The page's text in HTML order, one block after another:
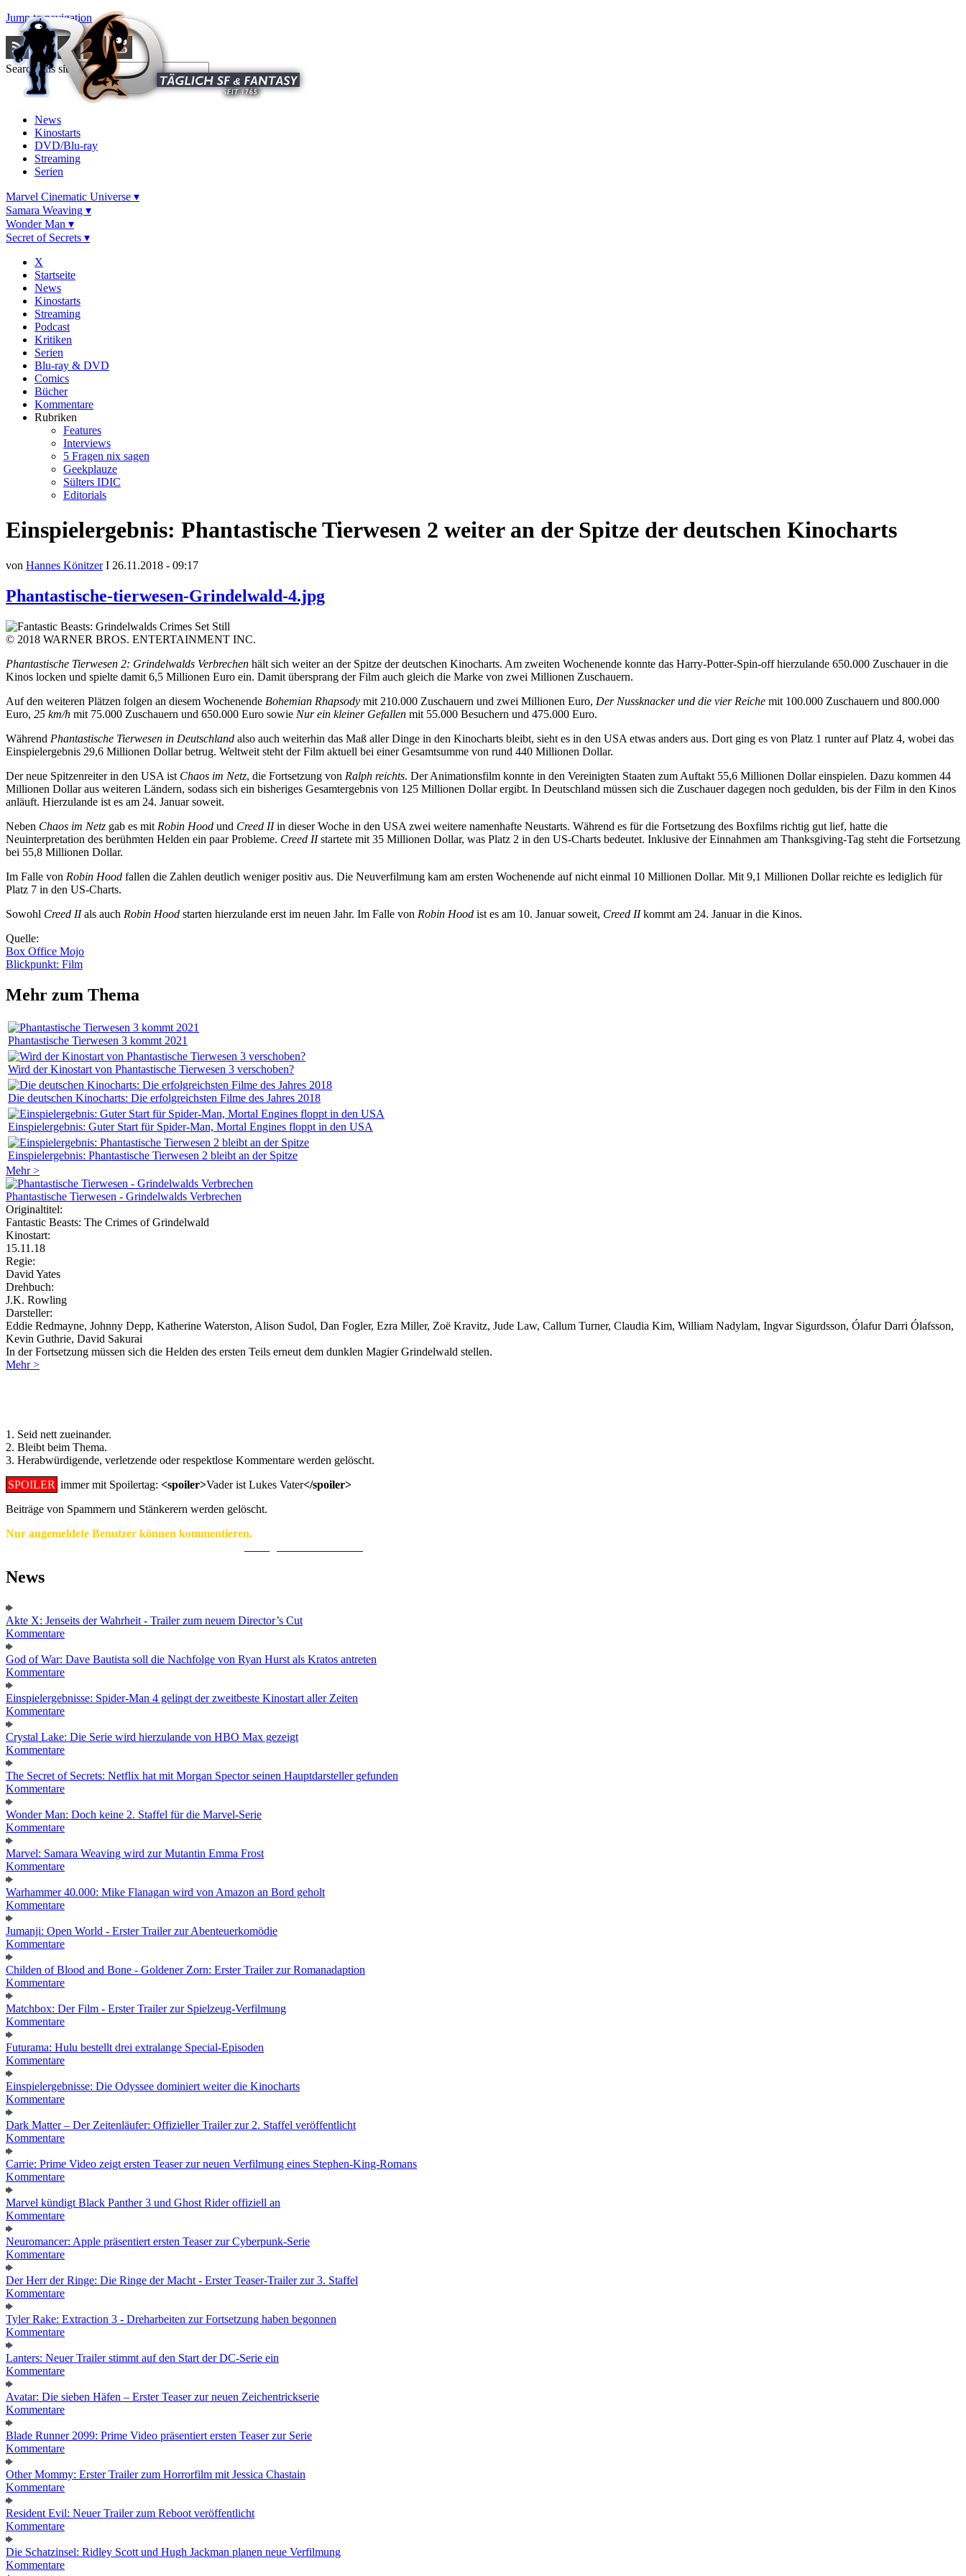
Jump to navigation
Search this site
News
Kinostarts
DVD/Blu-ray
Streaming
Serien
Marvel Cinematic Universe ▾
Samara Weaving ▾
Wonder Man ▾
Secret of Secrets ▾
X
Startseite
News
Kinostarts
Streaming
Podcast
Kritiken
Serien
Blu-ray & DVD
Comics
Bücher
Kommentare
Rubriken
Features
Interviews
5 Fragen nix sagen
Geekplauze
Sülters IDIC
Editorials
Einspielergebnis: Phantastische Tierwesen 2 weiter an der Spitze der deutschen Kinocharts
von Hannes KönitzerI 26.11.2018 - 09:17
Phantastische-tierwesen-Grindelwald-4.jpg
© 2018 WARNER BROS. ENTERTAINMENT INC.
Phantastische Tierwesen 2: Grindelwalds Verbrechen hält sich weiter an der Spitze der deutschen Kinocharts. Am zweiten Wochenende konnte das Harry-Potter-Spin-off hierzulande 650.000 Zuschauer in die
Kinos locken und spielte damit 6,5 Millionen Euro ein. Damit übersprang der Film auch gleich die Marke von zwei Millionen Zuschauern.
Auf den weiteren Plätzen folgen an diesem Wochenende Bohemian Rhapsody mit 210.000 Zuschauern und zwei Millionen Euro, Der Nussknacker und die vier Reiche mit 100.000 Zuschauern und 800.000
Euro, 25 km/h mit 75.000 Zuschauern und 650.000 Euro sowie Nur ein kleiner Gefallen mit 55.000 Besuchern und 475.000 Euro.
Während Phantastische Tierwesen in Deutschland also auch weiterhin das Maß aller Dinge in den Kinocharts bleibt, sieht es in den USA etwas anders aus. Dort ging es von Platz 1 runter auf Platz 4, wobei das
Einspielergebnis 29,6 Millionen Dollar betrug. Weltweit steht der Film aktuell bei einer Gesamtsumme von rund 440 Millionen Dollar.
Der neue Spitzenreiter in den USA ist Chaos im Netz, die Fortsetzung von Ralph reichts. Der Animationsfilm konnte in den Vereinigten Staaten zum Auftakt 55,6 Millionen Dollar einspielen. Dazu kommen 44
Millionen Dollar aus weiteren Ländern, sodass sich ein bisheriges Gesamtergebnis von 125 Millionen Dollar ergibt. In Deutschland müssen sich die Zuschauer dagegen noch gedulden, bis der Film in den Kinos
anläuft. Hierzulande ist es am 24. Januar soweit.
Neben Chaos im Netz gab es mit Robin Hood und Creed IIin dieser Woche in den USA zwei weitere namenhafte Neustarts. Während es für die Fortsetzung des Boxfilms richtig gut lief, hatte die
Neuinterpretation des berühmten Helden ein paar Probleme. Creed IIstartete mit 35 Millionen Dollar, was Platz 2 in den US-Charts bedeutet. Inklusive der Einnahmen am Thanksgiving-Tag steht die Fortsetzung
bei 55,8 Millionen Dollar.
Im Falle von Robin Hood fallen die Zahlen deutlich weniger positiv aus. Die Neuverfilmung kam am ersten Wochenende auf nicht einmal 10 Millionen Dollar. Mit 9,1 Millionen Dollar reichte es lediglich für
Platz 7 in den US-Charts.
Sowohl Creed IIals auch Robin Hood starten hierzulande erst im neuen Jahr. Im Falle von Robin Hood ist es am 10. Januar soweit, Creed IIkommt am 24. Januar in die Kinos.
Quelle:
Box Office Mojo
Blickpunkt: Film
Mehr zum Thema
Phantastische Tierwesen 3 kommt 2021
Wird der Kinostart von Phantastische Tierwesen 3 verschoben?
Die deutschen Kinocharts: Die erfolgreichsten Filme des Jahres 2018
Einspielergebnis: Guter Start für Spider-Man, Mortal Engines floppt in den USA
Einspielergebnis: Phantastische Tierwesen 2 bleibt an der Spitze
Mehr >
Phantastische Tierwesen - Grindelwalds Verbrechen
Originaltitel:
Fantastic Beasts: The Crimes of Grindelwald
Kinostart:
15.11.18
Regie:
David Yates
Drehbuch:
J.K. Rowling
Darsteller:
Eddie Redmayne, Johnny Depp, Katherine Waterston, Alison Sudol, Dan Fogler, Ezra Miller, Zoë Kravitz, Jude Law, Callum Turner, Claudia Kim, William Nadylam, Ingvar Sigurdsson, Ólafur Darri Ólafsson,
Kevin Guthrie, David Sakurai
In der Fortsetzung müssen sich die Helden des ersten Teils erneut dem dunklen Magier Grindelwald stellen.
Mehr >
1. Seid nett zueinander.
2. Bleibt beim Thema.
3. Herabwürdigende, verletzende oder respektlose Kommentare werden gelöscht.
SPOILER immer mit Spoilertag: <spoiler>Vader ist Lukes Vater</spoiler>
Beiträge von Spammern und Stänkerern werden gelöscht.
Nur angemeldete Benutzer können kommentieren.
News
Akte X: Jenseits der Wahrheit - Trailer zum neuem Director’s Cut
Kommentare
God of War: Dave Bautista soll die Nachfolge von Ryan Hurst als Kratos antreten
Kommentare
Einspielergebnisse: Spider-Man 4 gelingt der zweitbeste Kinostart aller Zeiten
Kommentare
Crystal Lake: Die Serie wird hierzulande von HBO Max gezeigt
Kommentare
The Secret of Secrets: Netflix hat mit Morgan Spector seinen Hauptdarsteller gefunden
Kommentare
Wonder Man: Doch keine 2. Staffel für die Marvel-Serie
Kommentare
Marvel: Samara Weaving wird zur Mutantin Emma Frost
Kommentare
Warhammer 40.000: Mike Flanagan wird von Amazon an Bord geholt
Kommentare
Jumanji: Open World - Erster Trailer zur Abenteuerkomödie
Kommentare
Childen of Blood and Bone - Goldener Zorn: Erster Trailer zur Romanadaption
Kommentare
Matchbox: Der Film - Erster Trailer zur Spielzeug-Verfilmung
Kommentare
Futurama: Hulu bestellt drei extralange Special-Episoden
Kommentare
Einspielergebnisse: Die Odyssee dominiert weiter die Kinocharts
Kommentare
Dark Matter – Der Zeitenläufer: Offizieller Trailer zur 2. Staffel veröffentlicht
Kommentare
Carrie: Prime Video zeigt ersten Teaser zur neuen Verfilmung eines Stephen-King-Romans
Kommentare
Marvel kündigt Black Panther 3 und Ghost Rider offiziell an
Kommentare
Neuromancer: Apple präsentiert ersten Teaser zur Cyberpunk-Serie
Kommentare
Der Herr der Ringe: Die Ringe der Macht - Erster Teaser-Trailer zur 3. Staffel
Kommentare
Tyler Rake: Extraction 3 - Dreharbeiten zur Fortsetzung haben begonnen
Kommentare
Lanters: Neuer Trailer stimmt auf den Start der DC-Serie ein
Kommentare
Avatar: Die sieben Häfen – Erster Teaser zur neuen Zeichentrickserie
Kommentare
Blade Runner 2099: Prime Video präsentiert ersten Teaser zur Serie
Kommentare
Other Mommy: Erster Trailer zum Horrorfilm mit Jessica Chastain
Kommentare
Resident Evil: Neuer Trailer zum Reboot veröffentlicht
Kommentare
Die Schatzinsel: Ridley Scott und Hugh Jackman planen neue Verfilmung
Kommentare